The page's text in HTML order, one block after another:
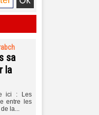
sa
la
ici : Les
entre les
la...